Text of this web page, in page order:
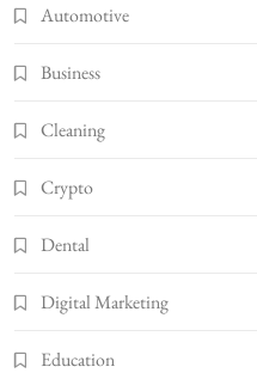
Automotive
Business
Cleaning
Crypto
Dental
Digital Marketing
Education